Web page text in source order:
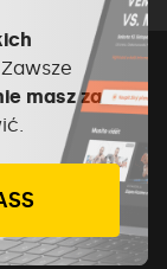
masz za